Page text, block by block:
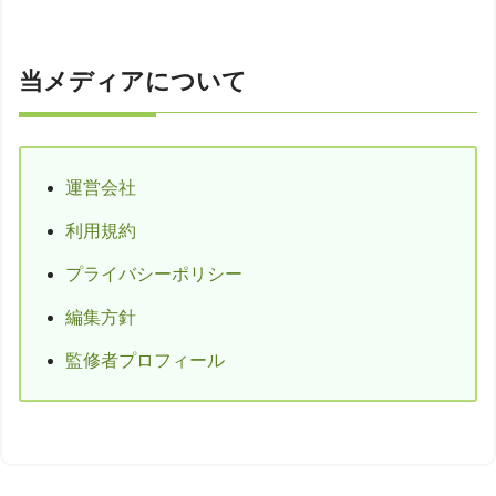
当メディアについて
運営会社
利用規約
プライバシーポリシー
編集方針
監修者プロフィール